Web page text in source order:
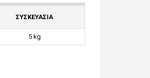
ΣΥΣΚΕΥΑΣΙΑ
5 kg